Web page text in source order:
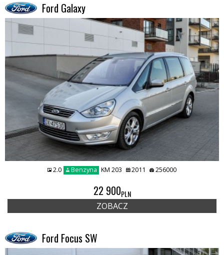
Ford Galaxy
2.0 Benzyna KM 203 2011 256000
22 900PLN
ZOBACZ
Ford Focus SW